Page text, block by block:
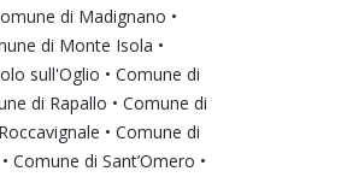
di Madignano •
di Monte Isola •
sull'Oglio • Comune di
di Rapallo • Comune di
• Comune di
di Sant’Omero •